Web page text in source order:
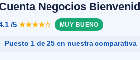
Cuenta Negocios
/5 ★★★★☆ MUY BUENO
Puesto 1 de 25 en nuestra comparativa